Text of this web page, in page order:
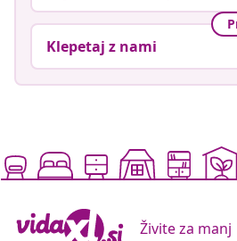
Klepetaj z nami
Živite za manj